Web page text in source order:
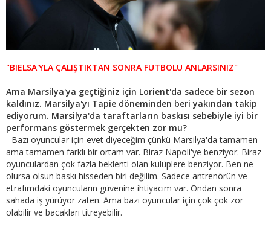
"BIELSA'YLA ÇALIŞTIKTAN SONRA FUTBOLU ANLARSINIZ"
Ama Marsilya'ya geçtiğiniz için Lorient'da sadece bir sezon
kaldınız. Marsilya'yı Tapie döneminden beri yakından takip
ediyorum. Marsilya'da taraftarların baskısı sebebiyle iyi bir
performans göstermek gerçekten zor mu?
- Bazı oyuncular için evet diyeceğim çünkü Marsilya'da tamamen
ama tamamen farklı bir ortam var. Biraz Napoli'ye benziyor. Biraz
oyunculardan çok fazla beklenti olan kulüplere benziyor. Ben ne
olursa olsun baskı hisseden biri değilim. Sadece antrenörün ve
etrafımdaki oyuncuların güvenine ihtiyacım var. Ondan sonra
sahada iş yürüyor zaten. Ama bazı oyuncular için çok çok zor
olabilir ve bacakları titreyebilir.